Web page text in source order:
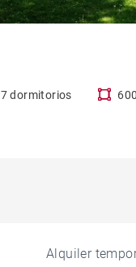
7 dormitorios
Alquiler